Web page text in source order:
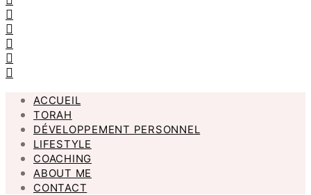
ACCUEIL
TORAH
DÉVELOPPEMENT PERSONNEL
LIFESTYLE
COACHING
ABOUT ME
CONTACT